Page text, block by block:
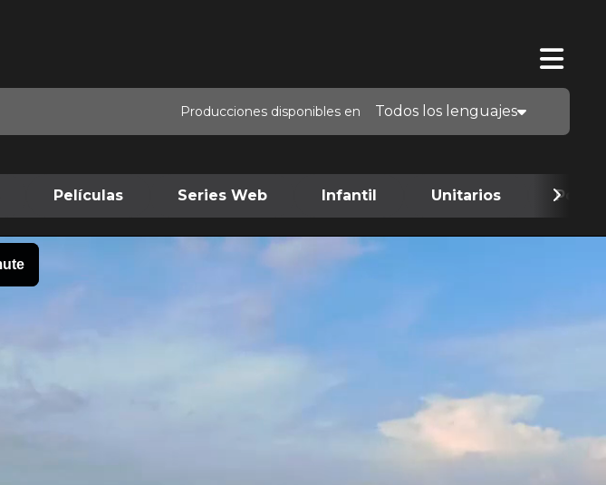
Producciones disponibles en Todos los lenguajes
Películas Series Web Infantil Unitarios